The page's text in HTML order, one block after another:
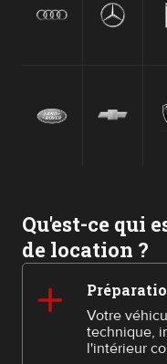
Qu'est-ce qui
de location ?
Votre
technique,
l'intérieur